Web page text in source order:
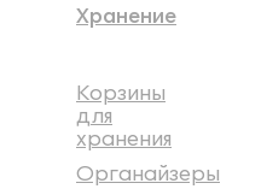
Хранение
Корзины
для
хранения
Органайзеры